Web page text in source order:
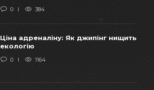
0 384
Ціна адреналіну: Як джипінг нищить
екологію
0 1164